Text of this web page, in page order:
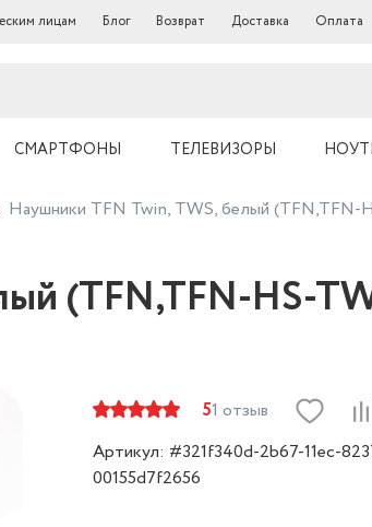
лицам Блог Возврат Доставка Оплата
СМАРТФОНЫ ТЕЛЕВИЗОРЫ
Наушники TFN Twin, TWS, белый (TFN,TFN-
(TFN,TFN-HS-
51 отзыв
Артикул: #321f340d-2b67-11ec-
00155d7f2656